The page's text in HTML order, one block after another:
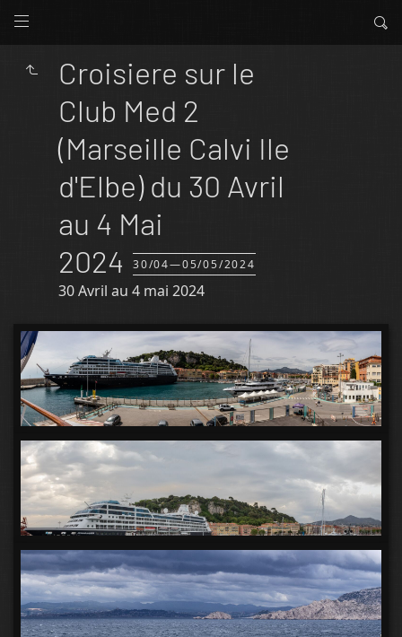
Croisiere sur le
Club Med 2
(Marseille Calvi Ile
d'Elbe) du 30 Avril
au 4 Mai
2024
30/04—05/05/2024
30 Avril au 4 mai 2024